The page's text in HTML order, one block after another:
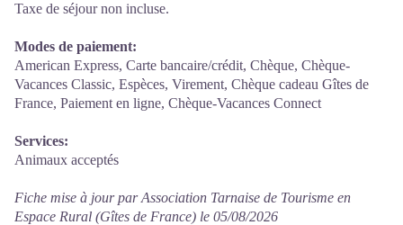
Taxe de séjour non incluse.
Modes de paiement:
American Express, Carte bancaire/crédit, Chèque, Chèque-
Vacances Classic, Espèces, Virement, Chèque cadeau Gîtes de
France, Paiement en ligne, Chèque-Vacances Connect
Services:
Animaux acceptés
Fiche mise à jour par Association Tarnaise de Tourisme en
Espace Rural (Gîtes de France) le 05/08/2026